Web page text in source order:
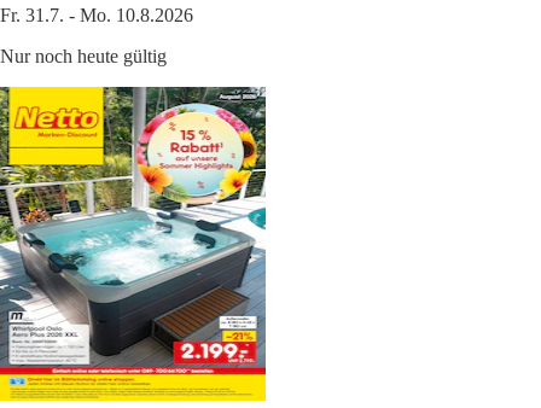
Fr. 31.7. - Mo. 10.8.2026
Nur noch heute gültig